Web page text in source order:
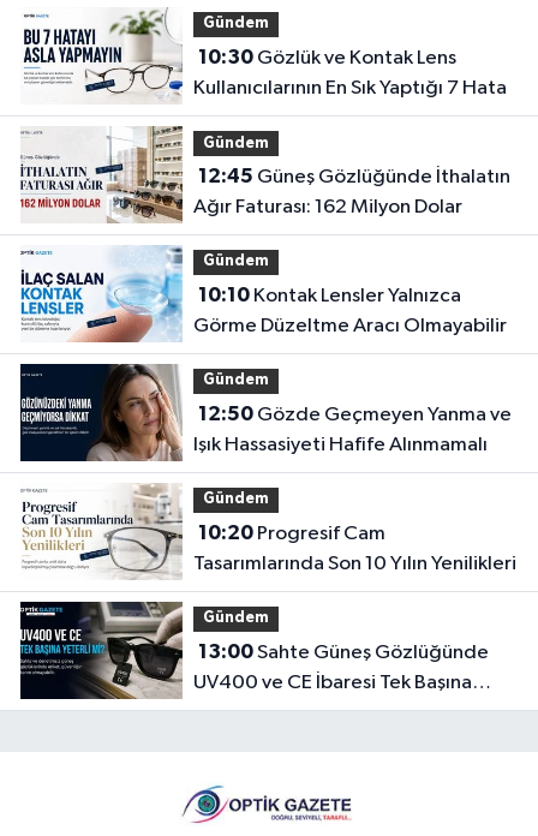
Gündem
10:30Gözlük ve Kontak Lens
Kullanıcılarının En Sık Yaptığı 7 Hata
Gündem
12:45
Ağır Faturası: 162 Milyon Dolar
Gündem
10:10Kontak Lensler Yalnızca
Görme Düzeltme Aracı Olmayabilir
Gündem
12:50Gözde Geçmeyen Yanma ve
Işık Hassasiyeti Hafife Alınmamalı
Gündem
10:20Progresif Cam
Tasarımlarında Son 10 Yılın Yenilikleri
Gündem
13:00Sahte Güneş Gözlüğünde
UV400 ve CE İbaresi Tek Başına
Yeterli mi?